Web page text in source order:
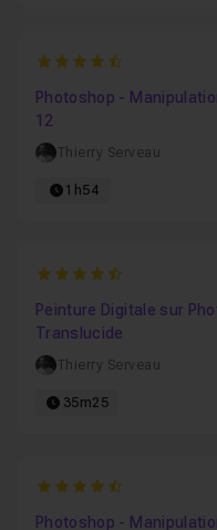
4.8
Photoshop -
12
Thierry Serveau
1h54
4.5333333333333
Peinture Digitale sur
Translucide
Thierry Serveau
35m25
4.75
Photoshop -